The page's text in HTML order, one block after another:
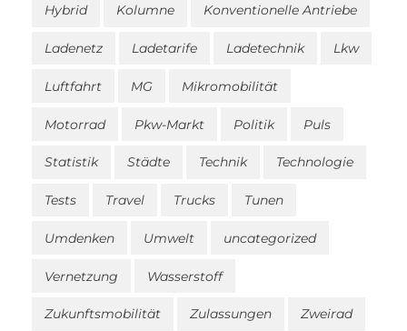
Hybrid Kolumne Konventionelle Antriebe
Ladenetz Ladetarife Ladetechnik Lkw
Luftfahrt MG Mikromobilität
Motorrad Pkw-Markt Politik Puls
Statistik Städte Technik Technologie
Tests Travel Trucks Tunen
Umdenken Umwelt uncategorized
Vernetzung Wasserstoff
Zukunftsmobilität Zulassungen Zweirad